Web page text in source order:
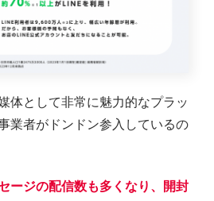
体として非常に魅力的なプラッ
業者がドンドン参入しているの
ージの配信数も多くなり、開封